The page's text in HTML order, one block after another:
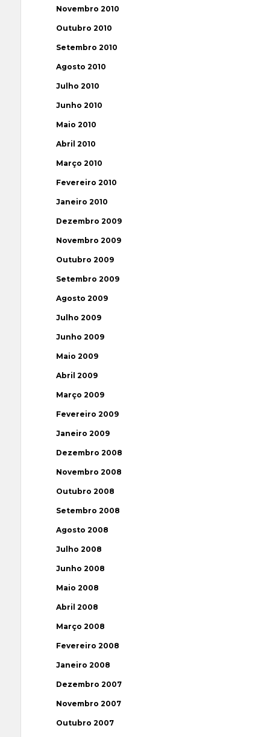
Novembro 2010
Outubro 2010
Setembro 2010
Agosto 2010
Julho 2010
Junho 2010
Maio 2010
Abril 2010
Março 2010
Fevereiro 2010
Janeiro 2010
Dezembro 2009
Novembro 2009
Outubro 2009
Setembro 2009
Agosto 2009
Julho 2009
Junho 2009
Maio 2009
Abril 2009
Março 2009
Fevereiro 2009
Janeiro 2009
Dezembro 2008
Novembro 2008
Outubro 2008
Setembro 2008
Agosto 2008
Julho 2008
Junho 2008
Maio 2008
Abril 2008
Março 2008
Fevereiro 2008
Janeiro 2008
Dezembro 2007
Novembro 2007
Outubro 2007